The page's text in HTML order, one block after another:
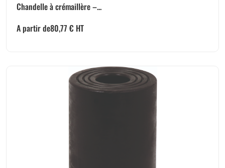
Chandelle à crémaillère –...
A partir de80,77 € HT